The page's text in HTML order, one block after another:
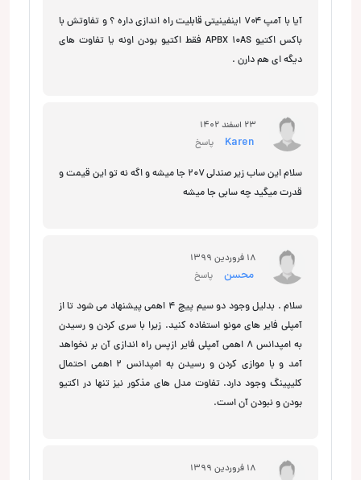
آیا با آمپ ۷۰۴ اینفینیتی قابلیت راه اندازی داره ؟ و تفاوتش با
باکس اکتیو APBX 10AS فقط اکتیو بودن اونه یا تفاوت های
دیگه ای هم دارن .
23 اسفند 1402
پاسخ
سلام این ساب زیر صندلی ۲۰۷ جا میشه و اگه نه تو این قیمت و
قدرت میگید چه سابی جا میشه
18 فروردین 1399
محسن پاسخ
سلام . بدلیل وجود دو سیم پیچ 4 اهمی پیشنهاد می شود تا از
آمپلی فایر های مونو استفاده کنید. زیرا با سری کردن و رسیدن
به امپدانس 8 اهمی آمپلی فایر ازپس راه اندازی آن بر نخواهد
آمد و با موازی کردن و رسیدن به امپدانس 2 اهمی احتمال
کلیپینگ وجود دارد. تفاوت مدل های مذکور نیز تنها در اکتیو
بودن و نبودن آن است.
18 فروردین 1399